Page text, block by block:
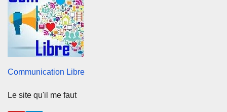
Communication Libre
Le site qu'il me faut